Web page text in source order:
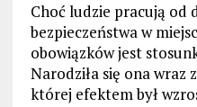
Choć ludzie pracują od
bezpieczeństwa w
obowiązków jest
Narodziła się ona wraz
której efektem był